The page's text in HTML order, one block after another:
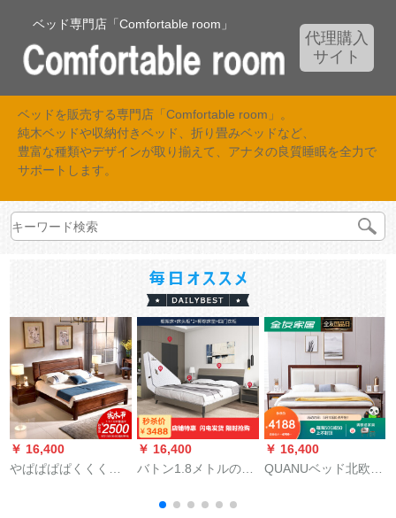
ベッド専門店「Comfortable room」
代理購入
サイト
ベッドを販売する専門店「Comfortable room」。
純木ベッドや収納付きベッド、折り畳みベッドなど、
豊富な種類やデザインが取り揃えて、アナタの良質睡眠を全力で
サポートします。
￥ 16,400
やぱぱぱぱくくくく
￥ 16,400
バトン1.8メトルの板
欧风ベドとベトドの
￥ 16,400
QUANUベッド北欧風